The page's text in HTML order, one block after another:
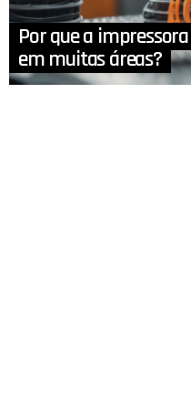
Por que a
em muitas áreas?